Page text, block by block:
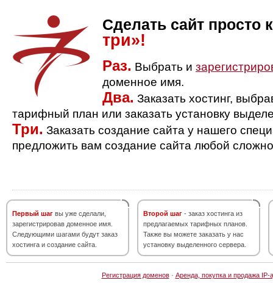
Сделать сайт просто
три»!
Раз. Выбрать и
доменное имя.
Два. Заказать хостинг,
тарифный план или заказать установку
Три. Заказать создание сайта у нашего
предложить вам создание сайта любой
Первый шаг вы уже сделали,
зарегистрировав доменное имя.
Следующими шагами будут заказ
хостинга и создание сайта.
Второй шаг - заказ хостинга из
предлагаемых тарифных планов.
Также вы можете заказать у нас
установку выделенного сервера.
Регистрация доменов· Аренда, покупка и продажа IP-